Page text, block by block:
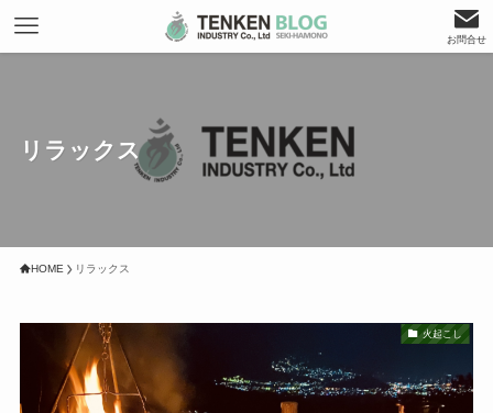
お問合せ
リラックス
HOME リラックス
火起こし